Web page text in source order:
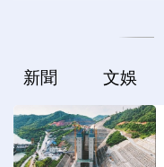
新聞 文娛